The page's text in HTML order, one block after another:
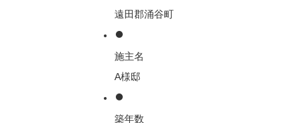
遠田郡涌谷町
施主名
A様邸
築年数